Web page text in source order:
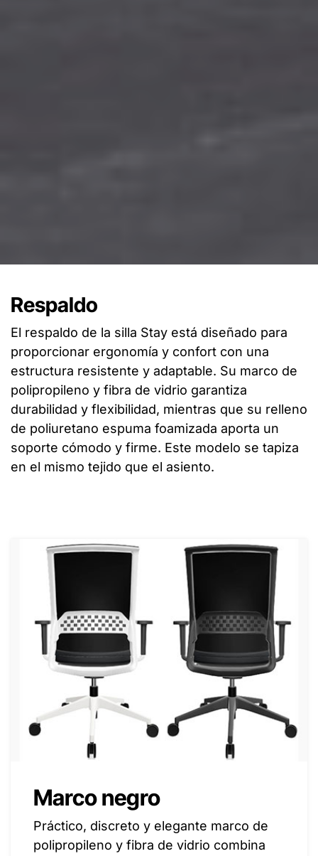
Respaldo
El respaldo de la silla Stay está diseñado para
proporcionar ergonomía y confort con una
estructura resistente y adaptable. Su marco de
polipropileno y fibra de vidrio garantiza
durabilidad y flexibilidad, mientras que su relleno
de poliuretano espuma foamizada aporta un
soporte cómodo y firme. Este modelo se tapiza
en el mismo tejido que el asiento.
Marco negro
Práctico, discreto y elegante marco de
polipropileno y fibra de vidrio combina